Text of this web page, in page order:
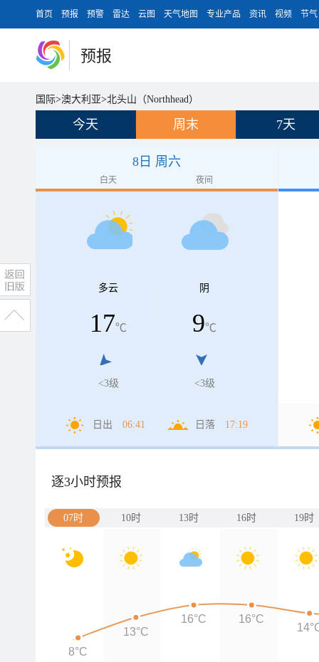
首页 预报 预警 雷达 云图 天气地图 专业产品 资讯 视频 节气
预报
国际>澳大利亚>北头山（Northhead）
今天 周末 7天
8日 周六
白天 夜间
多云
17℃
<3级
阴
9℃
<3级
日出 06:41 日落 17:19
逐3小时预报
07时 10时 13时 16时 19时
8°C
13°C
16°C 16°C